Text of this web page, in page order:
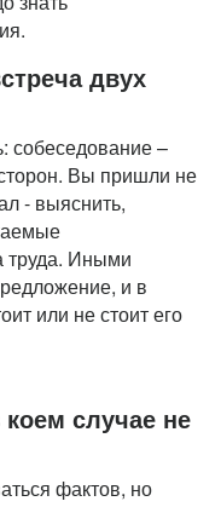
двух
собеседование –
Вы пришли не
- выяснить,
труда. Иными
и в
или не стоит его
случае не
фактов, но